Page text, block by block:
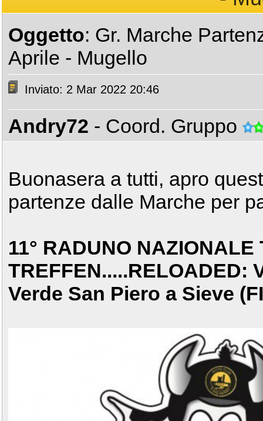
Oggetto: Gr. Marche
Aprile - Mugello
Inviato: 2 Mar 2022 20:46
Andry72 - Coord. Gruppo
Buonasera a tutti, apro
partenze dalle Marche per
11° RADUNO NAZIONALE
Verde San Piero a Sieve